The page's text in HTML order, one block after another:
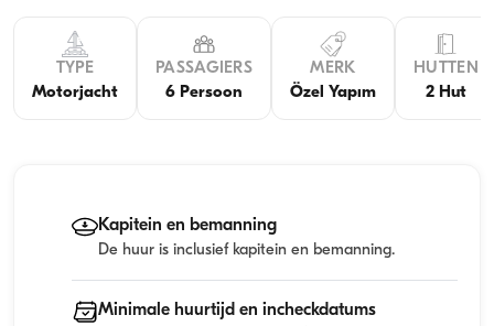
TYPE
Motorjacht
PASSAGIERS
6 Persoon
MERK
Özel Yapım
HUTTEN
2 Hut
Kapitein en bemanning
De huur is inclusief kapitein en bemanning.
Minimale huurtijd en incheckdatums